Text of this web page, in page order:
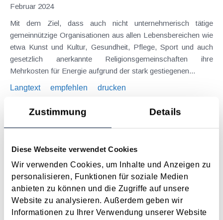
Zustimmung Details
Diese Webseite verwendet Cookies
Wir verwenden Cookies, um Inhalte und Anzeigen zu
personalisieren, Funktionen für soziale Medien
anbieten zu können und die Zugriffe auf unsere
Website zu analysieren. Außerdem geben wir
Informationen zu Ihrer Verwendung unserer Website
Februar 2024
Mit dem Ziel, dass auch nicht unternehmerisch tätige
gemeinnützige Organisationen aus allen Lebensbereichen wie
etwa Kunst und Kultur, Gesundheit, Pflege, Sport und auch
gesetzlich anerkannte Religionsgemeinschaften ihre
Mehrkosten für Energie aufgrund der stark gestiegenen...
Langtext
empfehlen drucken
Voranmeldung zum Energiekostenzuschuss 2 (für
2023) ab sofort bis 2.11.2023 möglich
Von 16. Oktober bis 2. November 2023 können sich
Unternehmen für den Energiekostenzuschuss 2 voranmelden.
Diese Voranmeldung ist für die spätere Antragstellung des
Energiekostenzuschusses (voraussichtlich ab 9. November
2023) verpflichtend. Die Voranmeldung muss...